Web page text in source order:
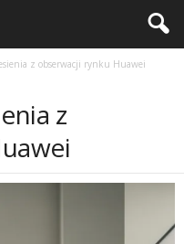
z obserwacji rynku Huawei
z